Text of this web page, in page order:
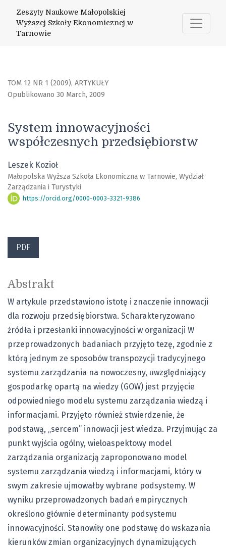
Zeszyty Naukowe Małopolskiej
Wyższej Szkoły Ekonomicznej w
Tarnowie
TOM 12 NR 1 (2009), ARTYKUŁY
System innowacyjności
współczesnych przedsiębiorstw
Opublikowano 30 March, 2009
Leszek Kozioł
Małopolska Wyższa Szkoła Ekonomiczna w Tarnowie, Wydział
Zarządzania i Turystyki
https://orcid.org/0000-0003-3321-9386
PDF
Abstrakt
W artykule przedstawiono istotę i znaczenie innowacji
dla rozwoju przedsiębiorstwa. Scharakteryzowano
źródła i przesłanki innowacyjności w organizacji W
przeprowadzonych badaniach przyjęto tezę, zgodnie z
którą jednym ze sposobów transpozycji tradycyjnego
systemu zarządzania na nowoczesny, uwzględniający
gospodarkę opartą na wiedzy (GOW) jest przyjęcie
odpowiedniego modelu systemu zarządzania wiedzą i
informacjami. Przyjęto również stwierdzenie, że
podstawą, „sercem” innowacji jest wiedza. Przyjmując za
punkt wyjścia ogólny, wieloaspektowy model
zarządzania organizacją zaproponowano model
systemu zarządzania wiedzą i informacjami, który w
swym zakresie ujmowałby wybrane podsystemy. W
wyniku przeprowadzonych badań empirycznych
określono głównie determinanty podsystemu
innowacyjności. Stanowiły one podstawę do wskazania
kierunków zmian organizacyjnych dynamizujących